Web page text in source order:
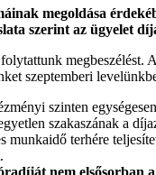
megoldása
szerint az ügyelet
megbeszélést.
szeptemberi
szinten
szakaszának a
munkaidő terhére